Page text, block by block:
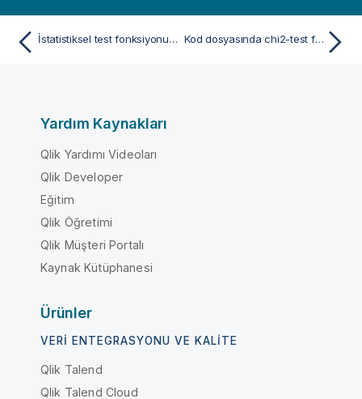
İstatistiksel test fonksiyonu örnekleri Kod dosyasında chi2-test fonksiyonlarının kullanımına ilişkin örnekler
Yardım Kaynakları
Qlik Yardımı Videoları
Qlik Developer
Eğitim
Qlik Öğretimi
Qlik Müşteri Portalı
Kaynak Kütüphanesi
Ürünler
VERI ENTEGRASYONU VE KALITE
Qlik Talend
Qlik Talend Cloud